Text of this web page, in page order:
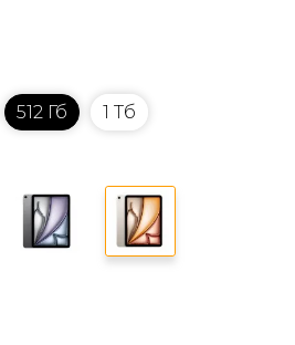
512 Гб 1 Тб